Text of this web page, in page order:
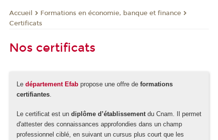
Accueil
Formations en économie, banque et finance
Certificats
Nos certificats
Le département Efab propose une offre de formations
certifiantes
Le certificat est un diplôme d’établissementdu Cnam. Il permet
d'attester des connaissances approfondies dans un champ
professionnel ciblé, en suivant un cursus plus court que les